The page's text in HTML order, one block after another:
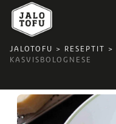
JALOTOFU > RESEPTIT >
KASVISBOLOGNESE